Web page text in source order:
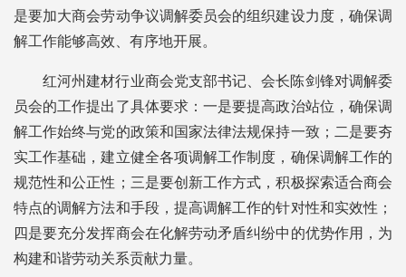
是要加大商会劳动争议调解委员会的组织建设力度，确保调
解工作能够高效、有序地开展。
红河州建材行业商会党支部书记、会长陈剑锋对调解委
员会的工作提出了具体要求：一是要提高政治站位，确保调
解工作始终与党的政策和国家法律法规保持一致；二是要夯
实工作基础，建立健全各项调解工作制度，确保调解工作的
规范性和公正性；三是要创新工作方式，积极探索适合商会
特点的调解方法和手段，提高调解工作的针对性和实效性；
四是要充分发挥商会在化解劳动矛盾纠纷中的优势作用，为
构建和谐劳动关系贡献力量。